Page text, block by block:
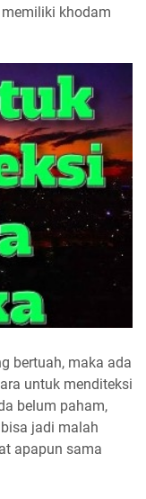
khodam
bertuah, maka ada
untuk menditeksi
belum paham,
jadi malah
apapun sama